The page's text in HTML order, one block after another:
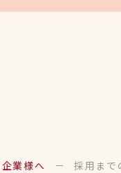
業様へ 採用まで